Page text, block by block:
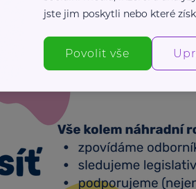
jste jim poskytli nebo které
Povolit vše